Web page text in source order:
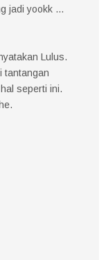
jadi yookk ...
Lulus.
tantangan
seperti ini.